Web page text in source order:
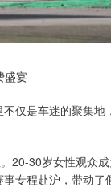
盛宴
仅是车迷的聚集地
20-30岁女性观众
专程赴沪，带动了